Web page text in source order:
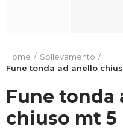
Home
Sollevamento
Fune tonda ad anello
Fune tonda
chiuso mt 5